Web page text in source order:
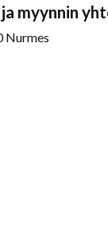
myynnin
Nurmes